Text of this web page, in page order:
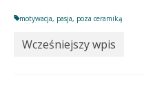
motywacja, pasja, poza ceramiką
Wcześniejszy wpis